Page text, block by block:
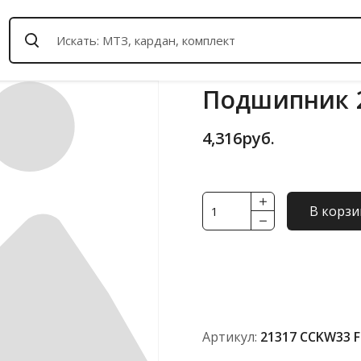
Подшипник
4,316руб.
Количество
товара
В
Артикул: 21317 CCKW33